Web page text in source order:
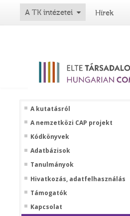
A TK intézetei Hírek
A kutatásról
A nemzetközi CAP projekt
Kódkönyvek
Adatbázisok
Tanulmányok
Hivatkozás, adatfelhasználás
Támogatók
Kapcsolat